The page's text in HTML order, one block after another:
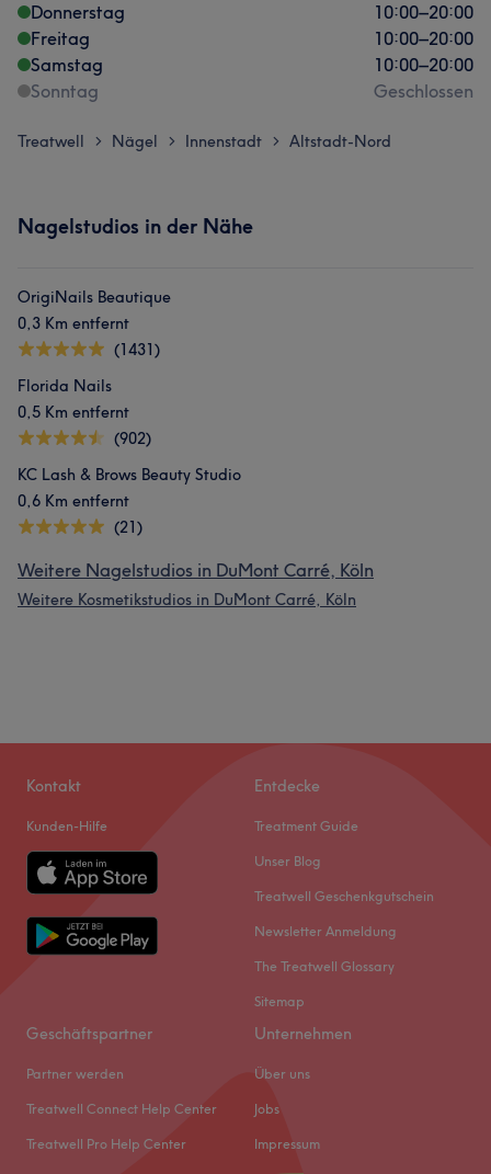
Donnerstag
10:00–20:00
Freitag
10:00–20:00
Samstag
10:00–20:00
Sonntag
Geschlossen
Treatwell > Nägel > Innenstadt > Altstadt-Nord
Nagelstudios in der Nähe
OrigiNails Beautique
0,3 Km entfernt
(1431)
Florida Nails
0,5 Km entfernt
(902)
KC Lash & Brows Beauty Studio
0,6 Km entfernt
(21)
Weitere Nagelstudios in DuMont Carré, Köln
Weitere Kosmetikstudios in DuMont Carré, Köln
Kontakt
Kunden-Hilfe
Entdecke
Treatment Guide
Unser Blog
Treatwell Geschenkgutschein
Newsletter Anmeldung
The Treatwell Glossary
Sitemap
Geschäftspartner
Partner werden
Treatwell Connect Help Center
Treatwell Pro Help Center
Unternehmen
Über uns
Jobs
Impressum